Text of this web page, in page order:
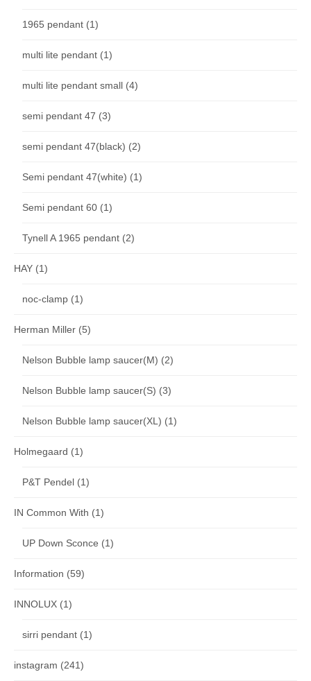
1965 pendant (1)
multi lite pendant (1)
multi lite pendant small (4)
semi pendant 47 (3)
semi pendant 47(black) (2)
Semi pendant 47(white) (1)
Semi pendant 60 (1)
Tynell A 1965 pendant (2)
HAY (1)
noc-clamp (1)
Herman Miller (5)
Nelson Bubble lamp saucer(M) (2)
Nelson Bubble lamp saucer(S) (3)
Nelson Bubble lamp saucer(XL) (1)
Holmegaard (1)
P&T Pendel (1)
IN Common With (1)
UP Down Sconce (1)
Information (59)
INNOLUX (1)
sirri pendant (1)
instagram (241)